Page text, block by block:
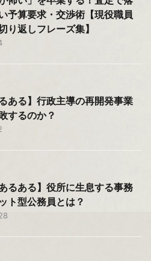
予算要求・交渉術【現役職員
り返しフレーズ集】
るある】行政主導の再開発事業
するのか？
あるある】役所に生息する事務
ト型公務員とは？